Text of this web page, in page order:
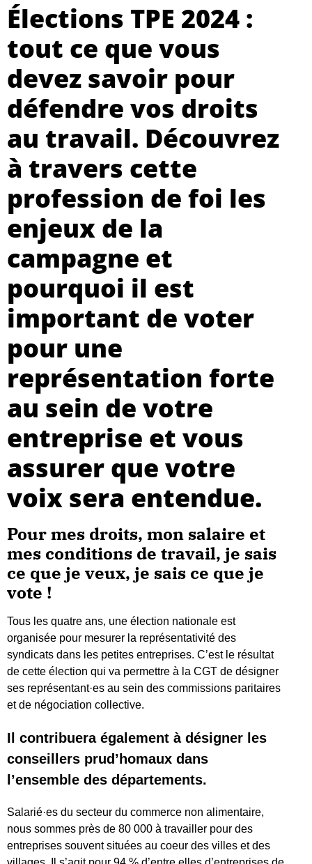
Élections TPE 2024 :
tout ce que vous
devez savoir pour
défendre vos droits
au travail. Découvrez
à travers cette
profession de foi les
enjeux de la
campagne et
pourquoi il est
important de voter
pour une
représentation forte
au sein de votre
entreprise et vous
assurer que votre
voix sera entendue.
Pour mes droits, mon salaire et
mes conditions de travail, je sais
ce que je veux, je sais ce que je
vote !
Tous les quatre ans, une élection nationale est
organisée pour mesurer la représentativité des
syndicats dans les petites entreprises. C’est le résultat
de cette élection qui va permettre à la CGT de désigner
ses représentant·es au sein des commissions paritaires
et de négociation collective.
Il contribuera également à désigner les
conseillers prud’homaux dans
l’ensemble des départements.
Salarié·es du secteur du commerce non alimentaire,
nous sommes près de 80 000 à travailler pour des
entreprises souvent situées au coeur des villes et des